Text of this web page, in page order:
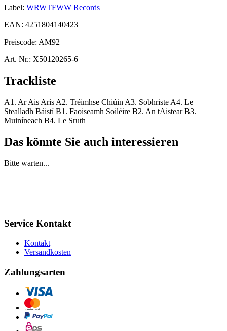
Label: WRWTFWW Records
EAN: 4251804140423
Preiscode: AM92
Art. Nr.: X50120265-6
Trackliste
A1. Ar Ais Arìs A2. Tréimhse Chiúin A3. Sobhriste A4. Le
Stealladh Báistí B1. Faoiseamh Soiléire B2. An tAistear B3.
Muiníneach B4. Le Sruth
Das könnte Sie auch interessieren
Bitte warten...
Service Kontakt
Kontakt
Versandkosten
Zahlungsarten